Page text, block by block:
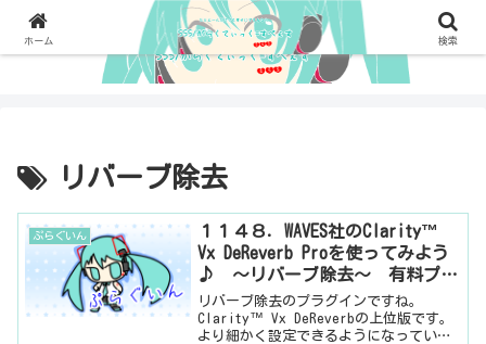
リバーブ除去
ぷらぐいん
１１４８．WAVES社のClarity™
Vx DeReverb Proを使ってみよう
♪ ～リバーブ除去～ 有料プラ
グイン
リバーブ除去のプラグインですね。
Clarity™ Vx DeReverbの上位版です。
より細かく設定できるようになっていま
ホーム 検索